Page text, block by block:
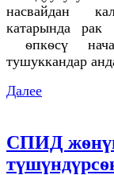
насвайдан
катарында рак
ѳпкѳсү
тушуккандар
Далее
СПИД